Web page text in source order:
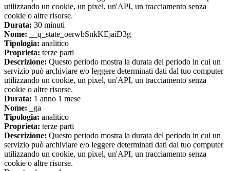
utilizzando un cookie, un pixel, un'API, un tracciamento senza
cookie o altre risorse.
Durata: 30 minuti
Nome: __q_state_oerwbSnkKEjaiD3g
Tipologia: analitico
Proprieta: terze parti
Descrizione: Questo periodo mostra la durata del periodo in cui un
servizio può archiviare e/o leggere determinati dati dal tuo computer
utilizzando un cookie, un pixel, un'API, un tracciamento senza
cookie o altre risorse.
Durata: 1 anno 1 mese
Nome: _ga
Tipologia: analitico
Proprieta: terze parti
Descrizione: Questo periodo mostra la durata del periodo in cui un
servizio può archiviare e/o leggere determinati dati dal tuo computer
utilizzando un cookie, un pixel, un'API, un tracciamento senza
cookie o altre risorse.